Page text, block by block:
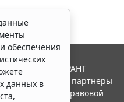
обеспечения
данных в
Система ГАРАНТ
"Гарант" и ее партнеры
ассоциации правовой